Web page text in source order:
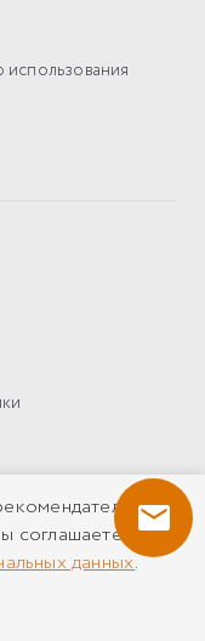
персональных
системы
материалов без
запрещено!
соглашаетесь с
данных.